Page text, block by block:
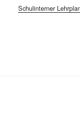
Schulinterner